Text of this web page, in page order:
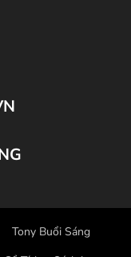
Tony Buổi Sáng